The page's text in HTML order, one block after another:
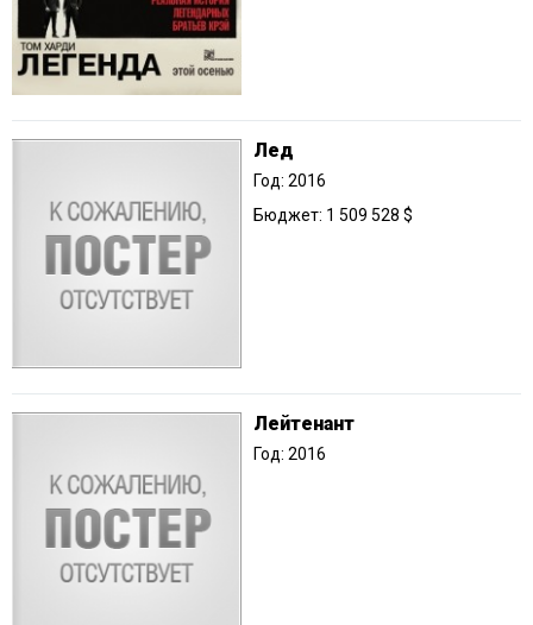
Лед
Год: 2016
Бюджет: 1 509 528 $
Лейтенант
Год: 2016